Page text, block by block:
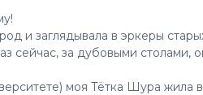
и заглядывала в эркеры
сейчас, за дубовыми столами,
моя Тётка Шура жила